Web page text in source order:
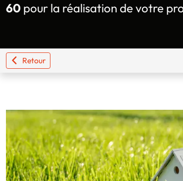
60 pour la réalisation de votre
Retour